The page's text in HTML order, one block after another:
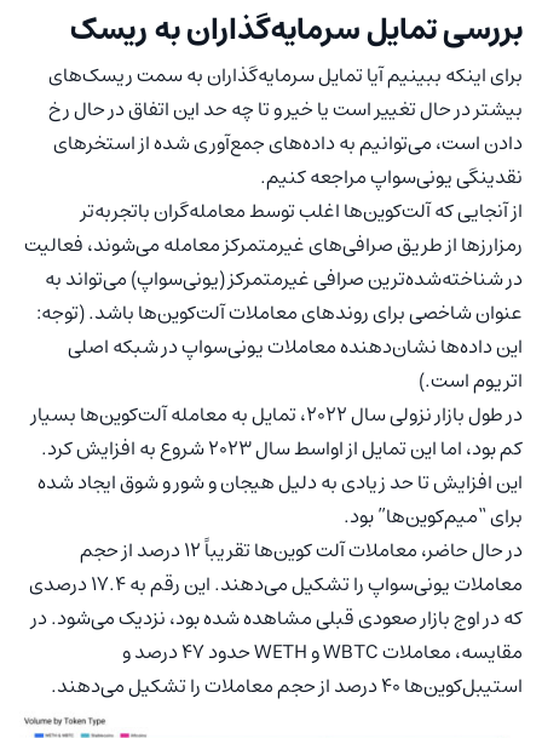
بررسی تمایل سرمایه‌گذاران به ریسک
برای اینکه ببینیم آیا تمایل سرمایه‌گذاران به سمت ریسک‌های
بیشتر در حال تغییر است یا خیر و تا چه حد این اتفاق در حال رخ
دادن است، می‌توانیم به داده‌های جمع‌آوری شده از استخرهای
نقدینگی یونی‌سواپ مراجعه کنیم.
از آنجایی که آلت‌کوین‌ها اغلب توسط معامله‌گران باتجربه‌تر
رمزارزها از طریق صرافی‌های غیرمتمرکز معامله می‌شوند، فعالیت
در شناخته‌شده‌ترین صرافی غیرمتمرکز (یونی‌سواپ) می‌تواند به
عنوان شاخصی برای روندهای معاملات آلت‌کوین‌ها باشد. (توجه:
این داده‌ها نشان‌دهنده معاملات یونی‌سواپ در شبکه اصلی
اتریوم است.)
در طول بازار نزولی سال ۲۰۲۲، تمایل به معامله آلت‌کوین‌ها بسیار
کم بود، اما این تمایل از اواسط سال ۲۰۲۳ شروع به افزایش کرد.
این افزایش تا حد زیادی به دلیل هیجان و شور و شوق ایجاد شده
برای “میم‌کوین‌ها” بود.
در حال حاضر، معاملات آلت کوین‌ها تقریباً ۱۲ درصد از حجم
معاملات یونی‌سواپ را تشکیل می‌دهند. این رقم به ۱۷.۴ درصدی
که در اوج بازار صعودی قبلی مشاهده شده بود، نزدیک می‌شود. در
مقایسه، معاملات WBTC و WETH حدود ۴۷ درصد و
استیبل‌کوین‌ها ۴۰ درصد از حجم معاملات را تشکیل می‌دهند.